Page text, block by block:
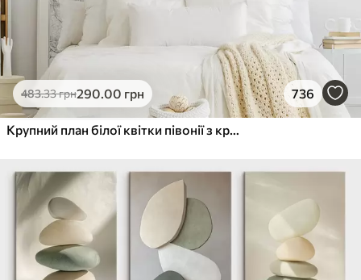
483.33грн290.00 грн 736
Крупний план білої квітки півонії з крапельками води на пелюстках на розмитому фоні